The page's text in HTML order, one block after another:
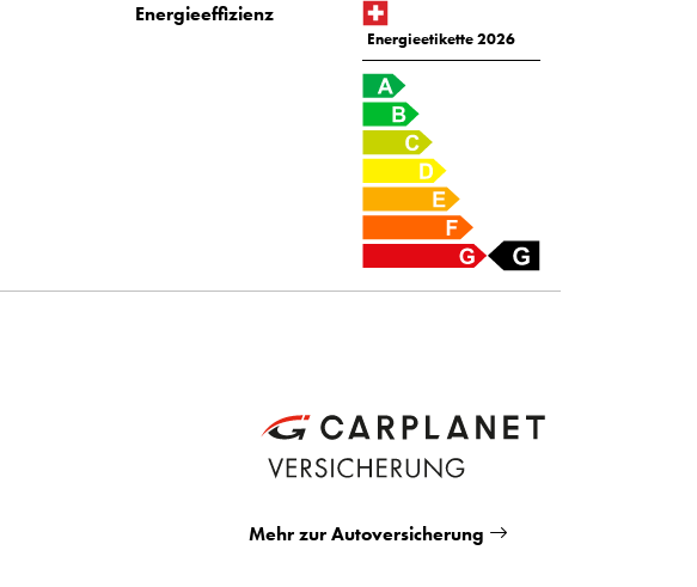
Energieeffizienz
Energieetikette 2026
Mehr zur Autoversicherung